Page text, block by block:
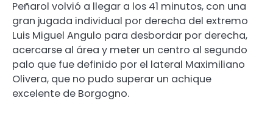
Peñarol volvió a llegar a los 41 minutos, con una
gran jugada individual por derecha del extremo
Luis Miguel Angulo para desbordar por derecha,
acercarse al área y meter un centro al segundo
palo que fue definido por el lateral Maximiliano
Olivera, que no pudo superar un achique
excelente de Borgogno.